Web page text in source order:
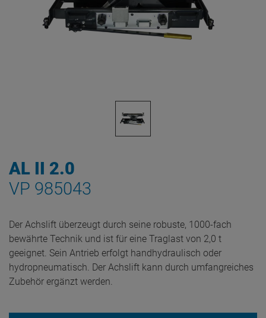
AL II 2.0
VP 985043
Der Achslift überzeugt durch seine robuste, 1000-fach
bewährte Technik und ist für eine Traglast von 2,0 t
geeignet. Sein Antrieb erfolgt handhydraulisch oder
hydropneumatisch. Der Achslift kann durch umfangreiches
Zubehör ergänzt werden.